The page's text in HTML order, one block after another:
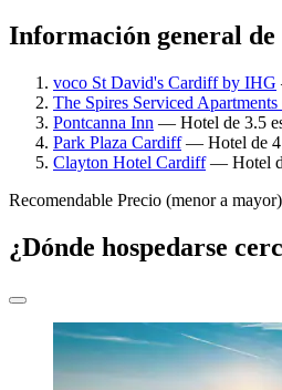
Información general de
voco St David's Cardiff by IHG
The Spires Serviced
Pontcanna Inn — Hotel de 3.5
Park Plaza Cardiff— Hotel de 4
Clayton Hotel Cardiff— Hotel
Recomendable Precio (menor a mayor)
¿Dónde hospedarse